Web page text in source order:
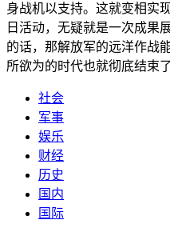
身战机以支持。这就变相实
日活动，无疑就是一次成果
的话，那解放军的远洋作战
所欲为的时代也就彻底结束了
社会
军事
娱乐
财经
历史
国内
国际